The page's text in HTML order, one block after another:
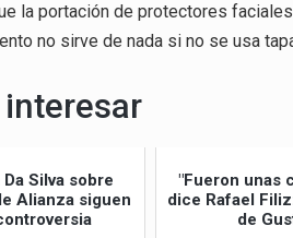
la portación de protectores
no sirve de nada si no se usa
Silva sobre
Alianza siguen
"Fueron unas
dice Rafael
de